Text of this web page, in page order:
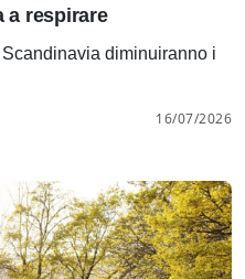
a respirare
diminuiranno i
16/07/2026